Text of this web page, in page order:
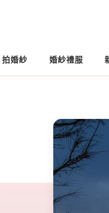
拍婚紗 婚紗禮服